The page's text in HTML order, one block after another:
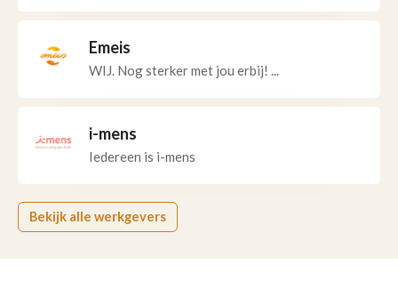
Emeis
WIJ. Nog sterker met jou erbij! ...
i-mens
Iedereen is i-mens
Bekijk alle werkgevers